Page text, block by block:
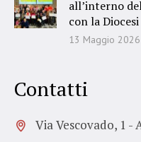
all’interno
con la Diocesi
13 Maggio 2026
Contatti
Via Vescovado, 1 -